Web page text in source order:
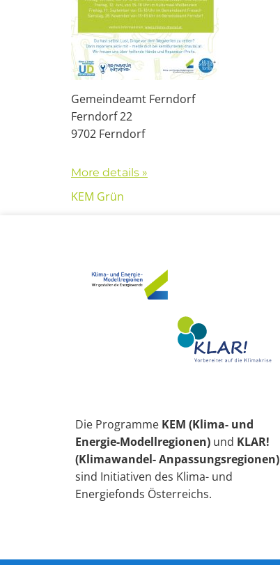
Gemeindeamt Ferndorf
Ferndorf 22
9702 Ferndorf
More details »
KEM Grün
Die Programme KEM (Klima- und
Energie-Modellregionen)und KLAR!
(Klimawandel- Anpassungsregionen)
sind Initiativen des Klima- und
Energiefonds Österreichs.